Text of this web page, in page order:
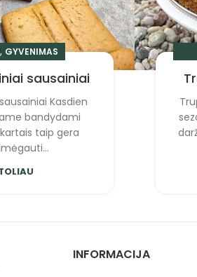
, GYVENIMAS
sausainiai
Kasdien
bandydami
taip gera
INFORMACIJA